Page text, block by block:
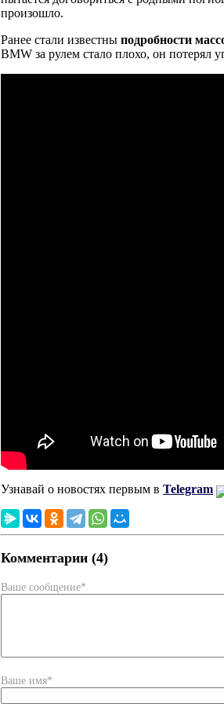
произошло.
Ранее стали известны подробности
BMW за рулем стало плохо, он потерял
Узнавай о новостях первым в Telegram
Комментарии (4)
Ваше сообщение*
Ваше имя*